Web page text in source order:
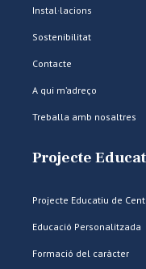
Instal·lacions
Sostenibilitat
Contacte
A qui m’adreço
Treballa amb nosaltres
Projecte
Projecte Educatiu de
Educació Personalitzada
Formació del caràcter